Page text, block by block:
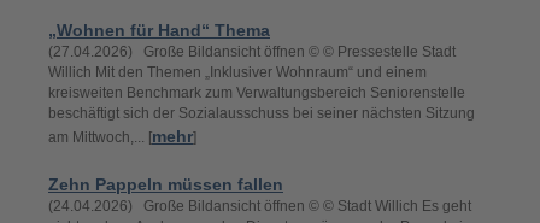
„Wohnen für Hand“ Thema
(27.04.2026) Große Bildansicht öffnen © © Pressestelle Stadt
Willich Mit den Themen „Inklusiver Wohnraum“ und einem
kreisweiten Benchmark zum Verwaltungsbereich Seniorenstelle
beschäftigt sich der Sozialausschuss bei seiner nächsten Sitzung
am Mittwoch,... [mehr]
Zehn Pappeln müssen fallen
(24.04.2026) Große Bildansicht öffnen © © Stadt Willich Es geht